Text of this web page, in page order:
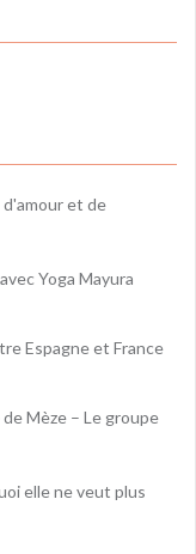
d'amour et de
Yoga Mayura
Espagne et France
Mèze – Le groupe
elle ne veut plus